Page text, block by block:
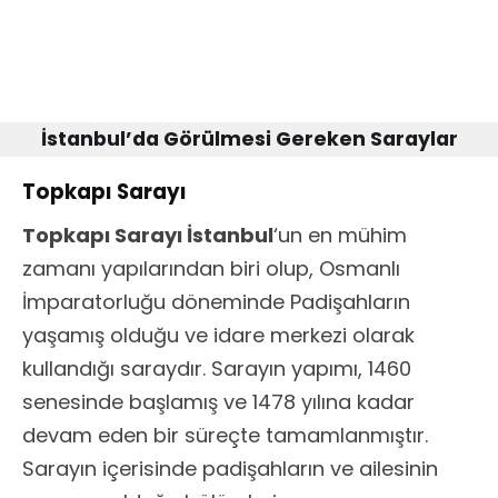
İstanbul’da Görülmesi Gereken Saraylar
Topkapı Sarayı
Topkapı Sarayı İstanbul‘un en mühim
zamanı yapılarından biri olup, Osmanlı
İmparatorluğu döneminde Padişahların
yaşamış olduğu ve idare merkezi olarak
kullandığı saraydır. Sarayın yapımı, 1460
senesinde başlamış ve 1478 yılına kadar
devam eden bir süreçte tamamlanmıştır.
Sarayın içerisinde padişahların ve ailesinin